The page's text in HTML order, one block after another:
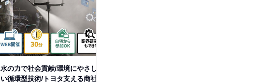
水の力で社会貢献/環境にやさし
い循環型技術/トヨタ支える商社